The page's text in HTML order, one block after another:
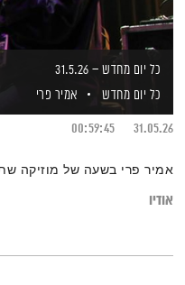
כל יום מחדש – 31.5.26
כל יום מחדש
אמיר פרי
31.05.26
00:59:45
אמיר פרי בשעה של מוזיקה
אודיו